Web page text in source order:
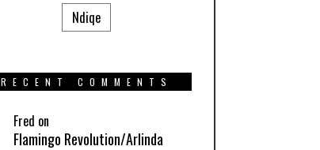
Ndiqe
RECENT COMMENTS
Fred on
Flamingo Revolution/Arlinda